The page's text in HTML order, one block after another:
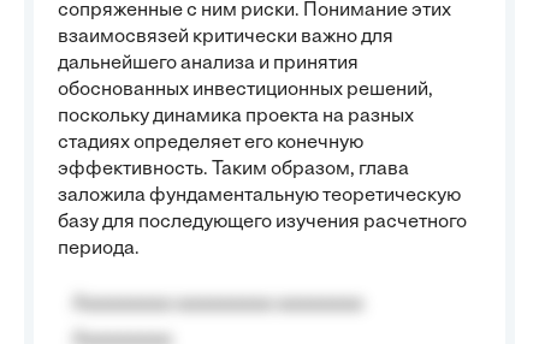
сопряженные с ним риски. Понимание этих
взаимосвязей критически важно для
дальнейшего анализа и принятия
обоснованных инвестиционных решений,
поскольку динамика проекта на разных
стадиях определяет его конечную
эффективность. Таким образом, глава
заложила фундаментальную теоретическую
базу для последующего изучения расчетного
периода.